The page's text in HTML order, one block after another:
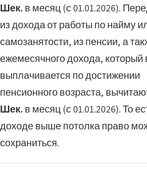
Шек. в месяц (с 01.01.2026).
из дохода от работы по найму
самозанятости, из пенсии, а
ежемесячного дохода,
выплачивается по достижении
пенсионного возраста,
Шек. в месяц (с 01.01.2026). То
доходе выше потолка право
сохраниться.